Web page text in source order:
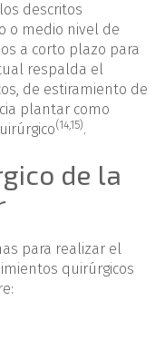
descritos
o medio nivel de
a corto plazo para
respalda el
de estiramiento de
plantar como
(14,15).
de la
para realizar el
quirúrgicos